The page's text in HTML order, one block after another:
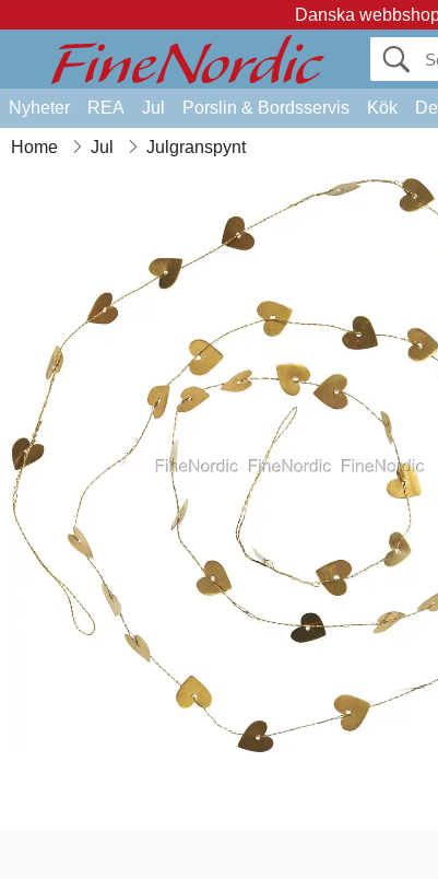
Danska
Nyheter REA Jul Porslin & Bordsservis Kök
Home Jul Julgranspynt